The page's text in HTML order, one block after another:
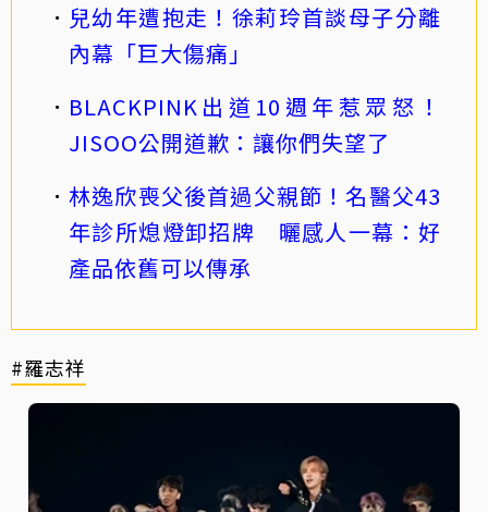
兒幼年遭抱走！徐莉玲首談母子分離
內幕「巨大傷痛」
BLACKPINK出道10週年惹眾怒！
JISOO公開道歉：讓你們失望了
林逸欣喪父後首過父親節！名醫父43
年診所熄燈卸招牌 曬感人一幕：好
產品依舊可以傳承
#羅志祥